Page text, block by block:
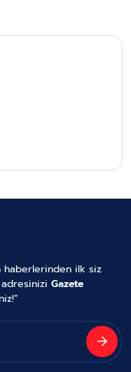
haberlerinden ilk siz
adresinizi Gazete